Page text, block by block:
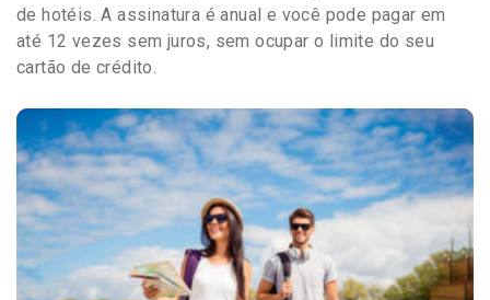
de hotéis. A assinatura é anual e você pode pagar em
até 12 vezes sem juros, sem ocupar o limite do seu
cartão de crédito.